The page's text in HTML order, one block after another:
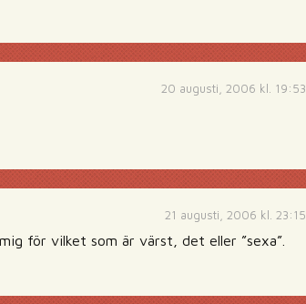
20 augusti, 2006 kl. 19:53
21 augusti, 2006 kl. 23:15
för vilket som är värst, det eller ”sexa”.